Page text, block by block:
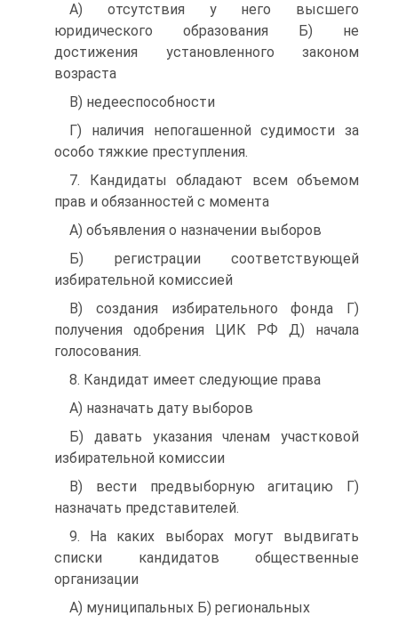
A) отсутствия у него высшего
юридического образования Б) не
достижения установленного законом
возраста
B) недееспособности
Г) наличия непогашенной судимости за
особо тяжкие преступления.
7. Кандидаты обладают всем объемом
прав и обязанностей с момента
A) объявления о назначении выборов
Б) регистрации соответствующей
избирательной комиссией
B) создания избирательного фонда Г)
получения одобрения ЦИК РФ Д) начала
голосования.
8. Кандидат имеет следующие права
A) назначать дату выборов
Б) давать указания членам участковой
избирательной комиссии
B) вести предвыборную агитацию Г)
назначать представителей.
9. На каких выборах могут выдвигать
списки кандидатов общественные
организации
A) муниципальных Б) региональных